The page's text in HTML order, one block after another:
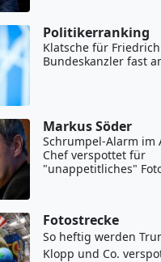
Politikerranking
Klatsche für
Bundeskanzler fast
Markus Söder
Schrumpel-Alarm im
Chef verspottet für
"unappetitliches"
Fotostrecke
So heftig werden
Klopp und Co.